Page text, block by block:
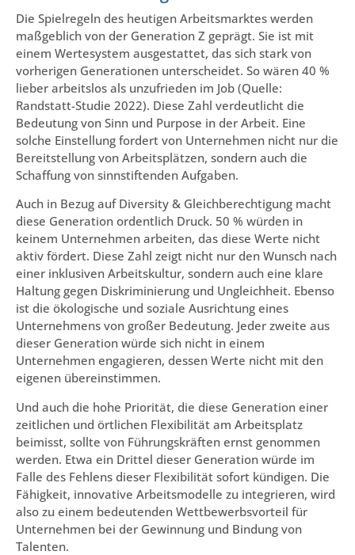
Die Spielregeln des heutigen Arbeitsmarktes werden
maßgeblich von der Generation Z geprägt. Sie ist mit
einem Wertesystem ausgestattet, das sich stark von
vorherigen Generationen unterscheidet. So wären 40 %
lieber arbeitslos als unzufrieden im Job (Quelle:
Randstatt-Studie 2022). Diese Zahl verdeutlicht die
Bedeutung von Sinn und Purpose in der Arbeit. Eine
solche Einstellung fordert von Unternehmen nicht nur die
Bereitstellung von Arbeitsplätzen, sondern auch die
Schaffung von sinnstiftenden Aufgaben.
Auch in Bezug auf Diversity & Gleichberechtigung macht
diese Generation ordentlich Druck. 50 % würden in
keinem Unternehmen arbeiten, das diese Werte nicht
aktiv fördert. Diese Zahl zeigt nicht nur den Wunsch nach
einer inklusiven Arbeitskultur, sondern auch eine klare
Haltung gegen Diskriminierung und Ungleichheit. Ebenso
ist die ökologische und soziale Ausrichtung eines
Unternehmens von großer Bedeutung. Jeder zweite aus
dieser Generation würde sich nicht in einem
Unternehmen engagieren, dessen Werte nicht mit den
eigenen übereinstimmen.
Und auch die hohe Priorität, die diese Generation einer
zeitlichen und örtlichen Flexibilität am Arbeitsplatz
beimisst, sollte von Führungskräften ernst genommen
werden. Etwa ein Drittel dieser Generation würde im
Falle des Fehlens dieser Flexibilität sofort kündigen. Die
Fähigkeit, innovative Arbeitsmodelle zu integrieren, wird
also zu einem bedeutenden Wettbewerbsvorteil für
Unternehmen bei der Gewinnung und Bindung von
Talenten.